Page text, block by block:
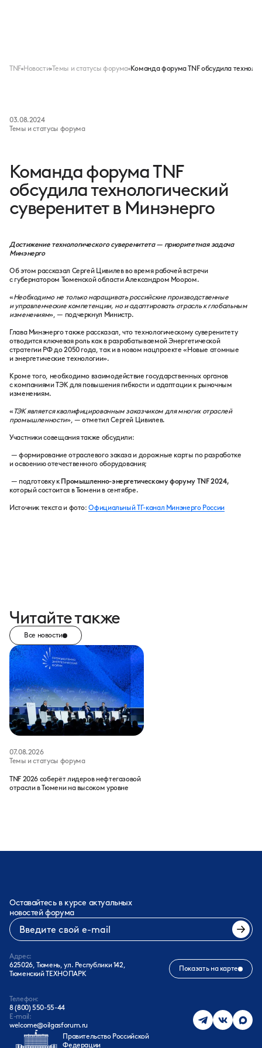
TNF Новости Темы и статусы форума Команда форума TNF обсудила
03.08.2024
Темы и статусы форума
Команда форума TNF
обсудила технологический
суверенитет в Минэнерго
Достижение технологического суверенитета — приоритетная задача
Минэнерго
Об этом рассказал Сергей Цивилев во время рабочей встречи
с губернатором Тюменской области Александром Моором.
«Необходимо не только наращивать российские производственные
и управленческие компетенции, но и адаптировать отрасль к глобальным
изменениям», — подчеркнул Министр.
Глава Минэнерго также рассказал, что технологическому суверенитету
отводится ключевая роль как в разрабатываемой Энергетической
стратегии РФ до 2050 года, так и в новом нацпроекте «Новые атомные
и энергетические технологии».
Кроме того, необходимо взаимодействие государственных органов
с компаниями ТЭК для повышения гибкости и адаптации к рыночным
изменениям.
« ТЭК является квалифицированным заказчиком для многих отраслей
промышленности», — отметил Сергей Цивилев.
Участники совещания также обсудили:
— формирование отраслевого заказа и дорожные карты по разработке
и освоению отечественного оборудования;
— подготовку к Промышленно-энергетическому форуму TNF 2024,
который состоится в Тюмени в сентябре.
Источник текста и фото:Официальный ТГ-канал Минэнерго России
Читайте также
Все новости
07.08.2026
Темы и статусы форума
TNF 2026 соберёт лидеров нефтегазовой
отрасли в Тюмени на высоком уровне
Оставайтесь в курсе актуальных
новостей форума
Адрес:
625026, Тюмень, ул. Республики 142,
Тюменский ТЕХНОПАРК
Показать на карте
Телефон:
8 (800) 550-55-44
E-mail:
welcome@oilgasforum.ru
Правительство Российской
Федерации